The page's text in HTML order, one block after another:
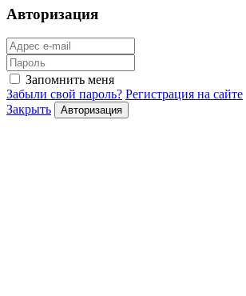
Авторизация
Запомнить меня
Забыли свой пароль? Регистрация на сайте
Закрыть